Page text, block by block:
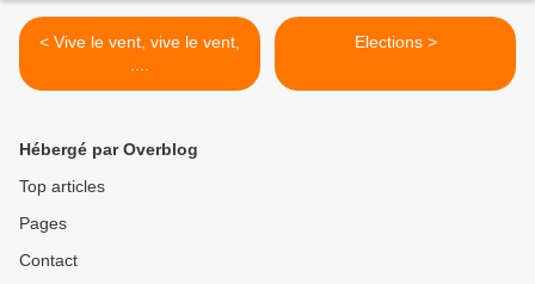
< Vive le vent, vive le vent,
Elections >
Hébergé par Overblog
Top articles
Pages
Contact